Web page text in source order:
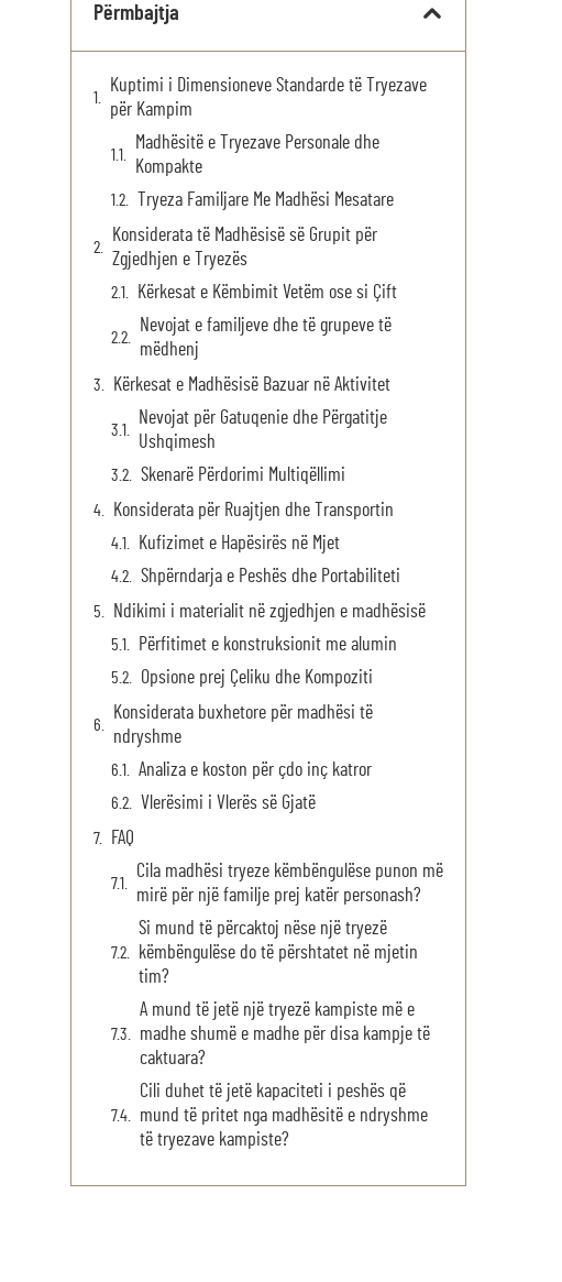
Përmbajtja
Kuptimi i Dimensioneve Standarde të Tryezave
për Kampim
Madhësitë e Tryezave Personale dhe
Kompakte
Tryeza Familjare Me Madhësi Mesatare
Konsiderata të Madhësisë së Grupit për
Zgjedhjen e Tryezës
Kërkesat e Këmbimit Vetëm ose si Çift
Nevojat e familjeve dhe të grupeve të
mëdhenj
Kërkesat e Madhësisë Bazuar në Aktivitet
Nevojat për Gatuqenie dhe Përgatitje
Ushqimesh
Skenarë Përdorimi Multiqëllimi
Konsiderata për Ruajtjen dhe Transportin
Kufizimet e Hapësirës në Mjet
Shpërndarja e Peshës dhe Portabiliteti
Ndikimi i materialit në zgjedhjen e madhësisë
Përfitimet e konstruksionit me alumin
Opsione prej Çeliku dhe Kompoziti
Konsiderata buxhetore për madhësi të
ndryshme
Analiza e koston për çdo inç katror
Vlerësimi i Vlerës së Gjatë
FAQ
Cila madhësi tryeze këmbëngulëse punon më
mirë për një familje prej katër personash?
Si mund të përcaktoj nëse një tryezë
këmbëngulëse do të përshtatet në mjetin
tim?
A mund të jetë një tryezë kampiste më e
madhe shumë e madhe për disa kampje të
caktuara?
Cili duhet të jetë kapaciteti i peshës që
mund të pritet nga madhësitë e ndryshme
të tryezave kampiste?